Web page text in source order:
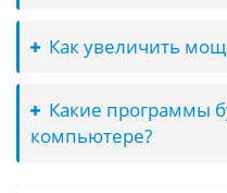
Как увеличить
Какие программы
компьютере?